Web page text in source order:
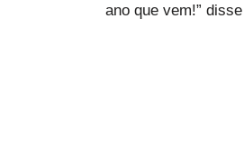
ano que vem!”